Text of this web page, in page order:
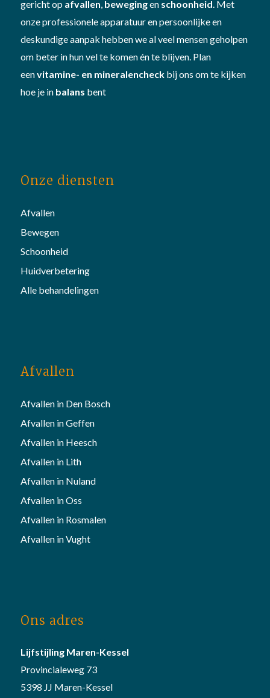
gericht op afvallen, bewegingen schoonheid. Met
onze professionele apparatuur en persoonlijke en
deskundige aanpak hebben we al veel mensen geholpen
om beter in hun vel te komen én te blijven. Plan
eenvitamine- en mineralencheckbij ons om te kijken
hoe je in balans bent
Onze diensten
Afvallen
Bewegen
Schoonheid
Huidverbetering
Alle behandelingen
Afvallen
Afvallen in Den Bosch
Afvallen in Geffen
Afvallen in Heesch
Afvallen in Lith
Afvallen in Nuland
Afvallen in Oss
Afvallen in Rosmalen
Afvallen in Vught
Ons adres
Lijfstijling Maren-Kessel
Provincialeweg 73
5398 JJ Maren-Kessel